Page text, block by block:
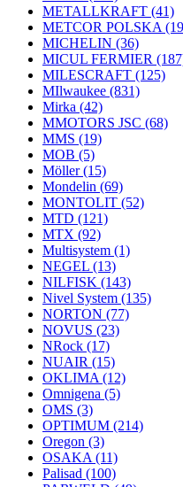
METALLKRAFT (41)
METCOR POLSKA
MICHELIN (36)
MICUL FERMIER
MILESCRAFT (125)
MIlwaukee (831)
Mirka (42)
MMOTORS JSC (68)
MMS (19)
MOB (5)
Möller(15)
Mondelin (69)
MONTOLIT (52)
MTD (121)
MTX (92)
Multisystem (1)
NEGEL (13)
NILFISK (143)
Nivel System (135)
NORTON (77)
NOVUS (23)
NRock (17)
NUAIR (15)
OKLIMA (12)
Omnigena (5)
OMS (3)
OPTIMUM (214)
Oregon (3)
OSAKA (11)
Palisad (100)